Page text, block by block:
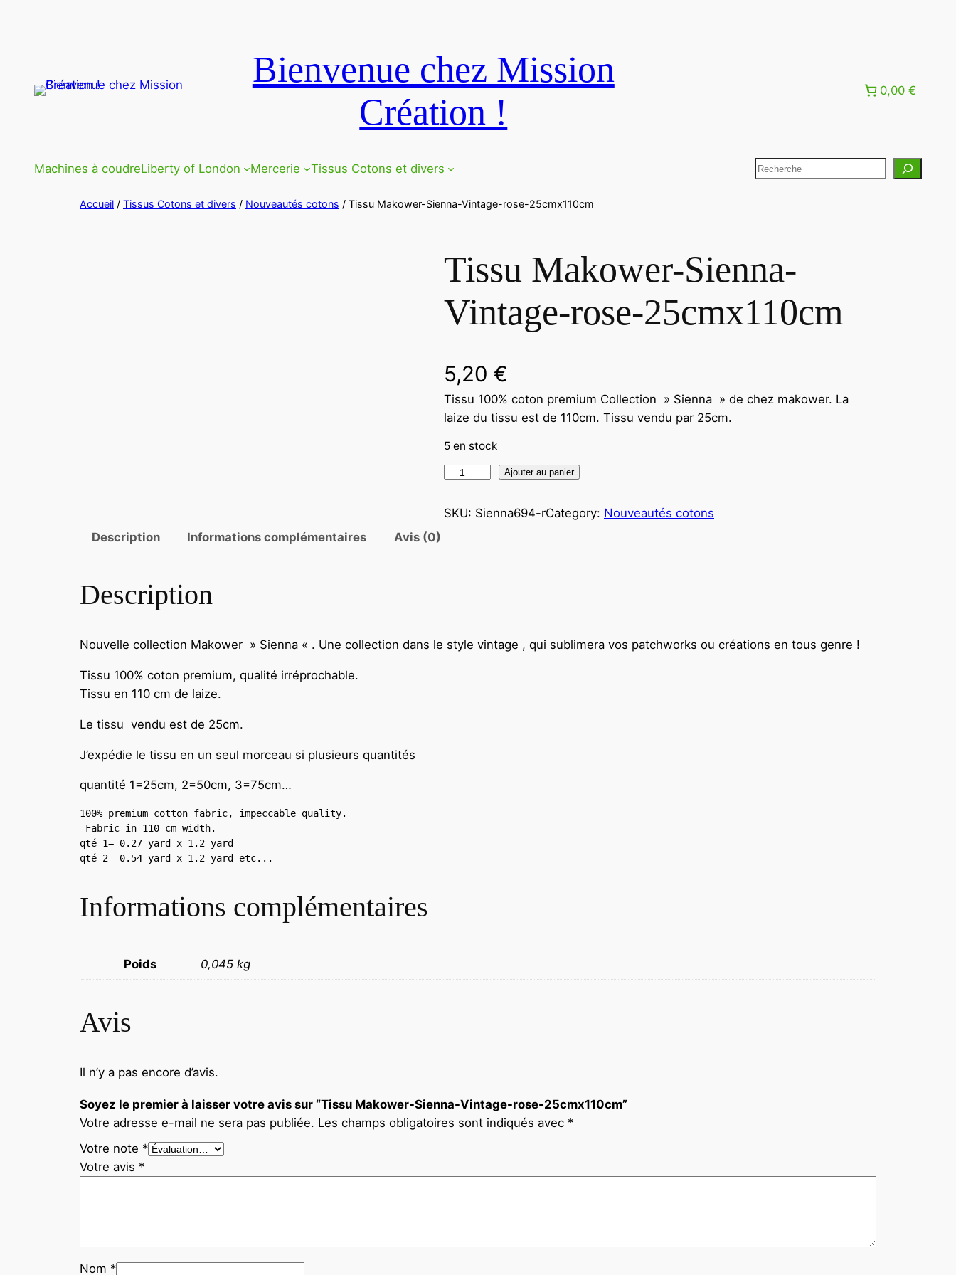
Bienvenue chez Mission
Création !
0,00 €
Machines à coudreLiberty of London Mercerie Tissus Cotons et divers
Accueil / Tissus Cotons et divers / Nouveautés cotons / Tissu Makower-Sienna-Vintage-rose-25cmx110cm
Tissu Makower-Sienna-
Vintage-rose-25cmx110cm
5,20 €
Tissu 100% coton premium Collection » Sienna » de chez makower. La
laize du tissu est de 110cm. Tissu vendu par 25cm.
5 en stock
Ajouter au panier
SKU: Sienna694-rCategory: Nouveautés cotons
Description
Informations complémentaires Avis (0)
Description
Nouvelle collection Makower » Sienna « . Une collection dans le style vintage , qui sublimera vos patchworks ou créations en tous genre !
Tissu 100% coton premium, qualité irréprochable.
Tissu en 110 cm de laize.
Le tissu vendu est de 25cm.
J’expédie le tissu en un seul morceau si plusieurs quantités
quantité 1=25cm, 2=50cm, 3=75cm…
100% premium cotton fabric, impeccable quality.
qté 1= 0.27 yard x 1.2 yard
qté 2= 0.54 yard x 1.2 yard etc...
Informations complémentaires
Poids 0,045 kg
Avis
Il n’y a pas encore d’avis.
Soyez le premier à laisser votre avis sur “Tissu Makower-Sienna-Vintage-rose-25cmx110cm”
Votre adresse e-mail ne sera pas publiée. Les champs obligatoires sont indiqués avec *
Votre note *
Votre avis *
Nom *